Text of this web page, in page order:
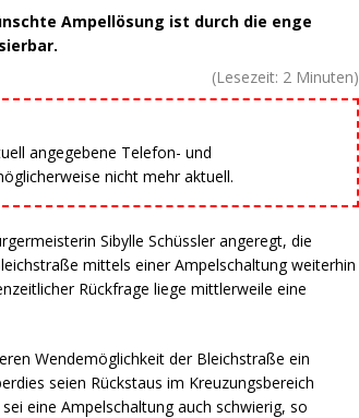
Ampellösung ist durch die enge
(Lesezeit: 2 Minuten)
angegebene Telefon- und
nicht mehr aktuell.
Sibylle Schüssler angeregt, die
mittels einer Ampelschaltung weiterhin
Rückfrage liege mittlerweile eine
Wendemöglichkeit der Bleichstraße ein
seien Rückstaus im Kreuzungsbereich
eine Ampelschaltung auch schwierig, so